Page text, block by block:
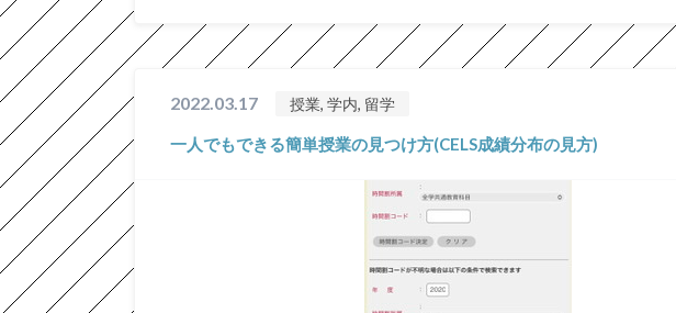
2022.03.17 授業, 学内, 留学
一人でもできる簡単授業の見つけ方(CELS成績分布の見方)